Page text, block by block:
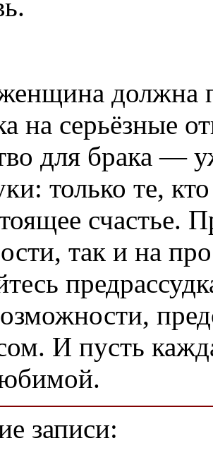
должна
на серьёзные
для брака —
только те,
счастье.
так и на
И пусть
записи: